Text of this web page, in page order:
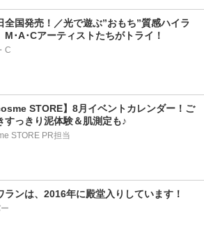
全国発売！／光で遊ぶ”おもち”質感ハイラ
M･A･Cアーティストたちがトライ！
C
STORE】8月イベントカレンダー！ご
すっきり泥体験＆肌測定も♪
STORE PR担当
ランは、2016年に殿堂入りしています！